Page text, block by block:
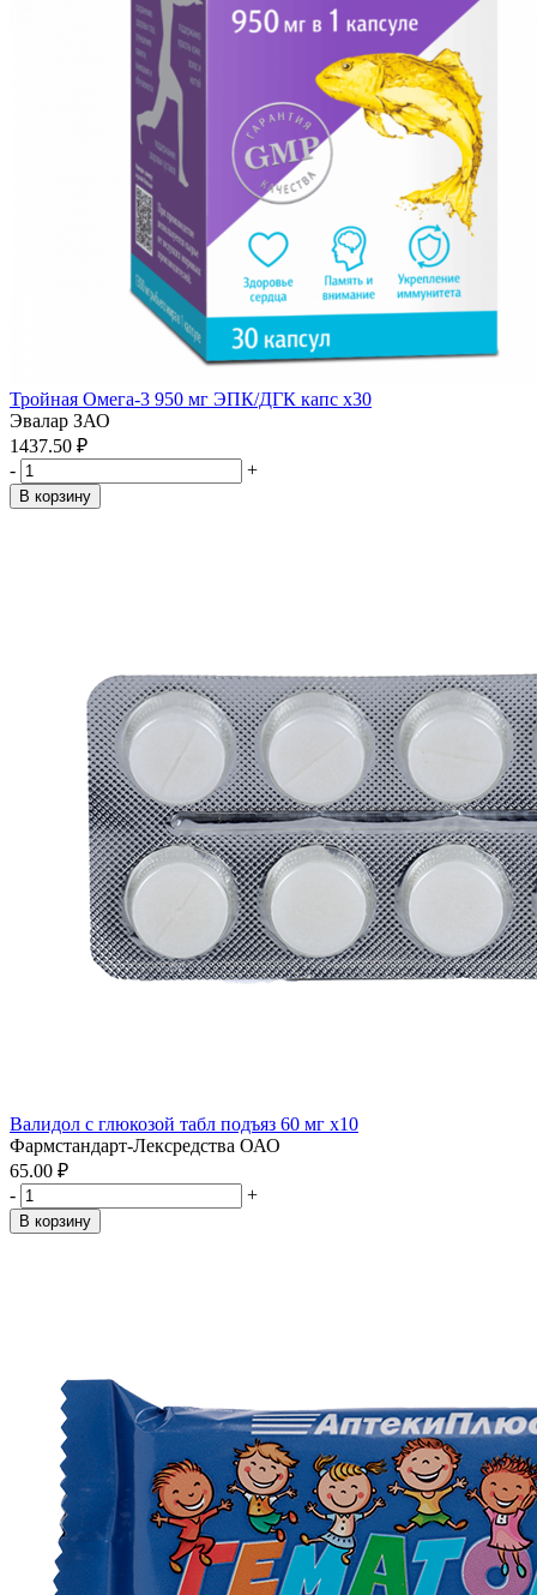
Тройная Омега-3 950 мг ЭПК/ДГК капс x30
Эвалар ЗАО
1437.50 ₽
-
+
В корзину
Валидол с глюкозой табл подъяз 60 мг x10
Фармстандарт-Лексредства ОАО
65.00 ₽
-
+
В корзину